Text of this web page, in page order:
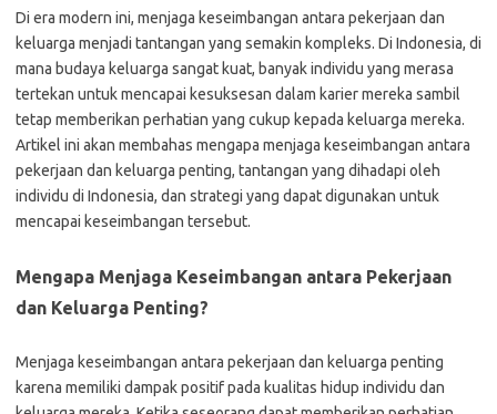
Di era modern ini, menjaga keseimbangan antara pekerjaan dan
keluarga menjadi tantangan yang semakin kompleks. Di Indonesia, di
mana budaya keluarga sangat kuat, banyak individu yang merasa
tertekan untuk mencapai kesuksesan dalam karier mereka sambil
tetap memberikan perhatian yang cukup kepada keluarga mereka.
Artikel ini akan membahas mengapa menjaga keseimbangan antara
pekerjaan dan keluarga penting, tantangan yang dihadapi oleh
individu di Indonesia, dan strategi yang dapat digunakan untuk
mencapai keseimbangan tersebut.
Mengapa Menjaga Keseimbangan antara Pekerjaan
dan Keluarga Penting?
Menjaga keseimbangan antara pekerjaan dan keluarga penting
karena memiliki dampak positif pada kualitas hidup individu dan